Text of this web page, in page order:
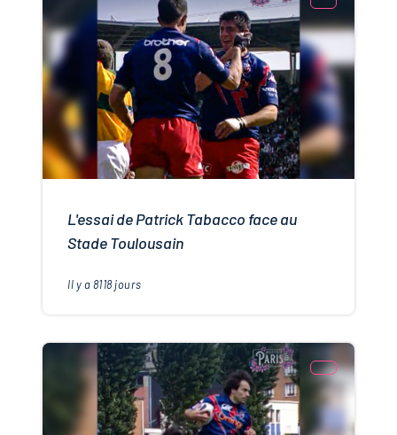
L'essai de Patrick Tabacco face au
Stade Toulousain
Il y a8118jours